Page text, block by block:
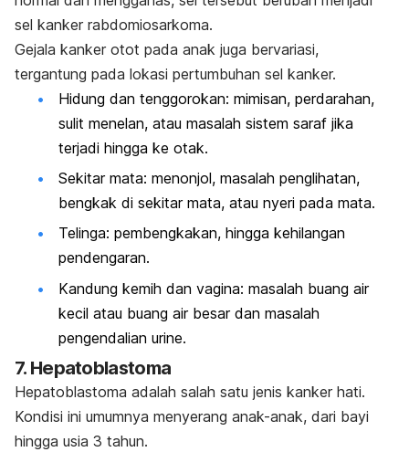
sel kanker rabdomiosarkoma.
Gejala kanker otot pada anak juga bervariasi,
tergantung pada lokasi pertumbuhan sel kanker.
Hidung dan tenggorokan: mimisan, perdarahan,
sulit menelan, atau masalah sistem saraf jika
terjadi hingga ke otak.
Sekitar mata: menonjol, masalah penglihatan,
bengkak di sekitar mata, atau nyeri pada mata.
Telinga: pembengkakan, hingga kehilangan
pendengaran.
Kandung kemih dan vagina: masalah buang air
kecil atau buang air besar dan masalah
pengendalian urine.
7. Hepatoblastoma
Hepatoblastoma adalah salah satu jenis kanker hati.
Kondisi ini umumnya menyerang anak-anak, dari bayi
hingga usia 3 tahun.